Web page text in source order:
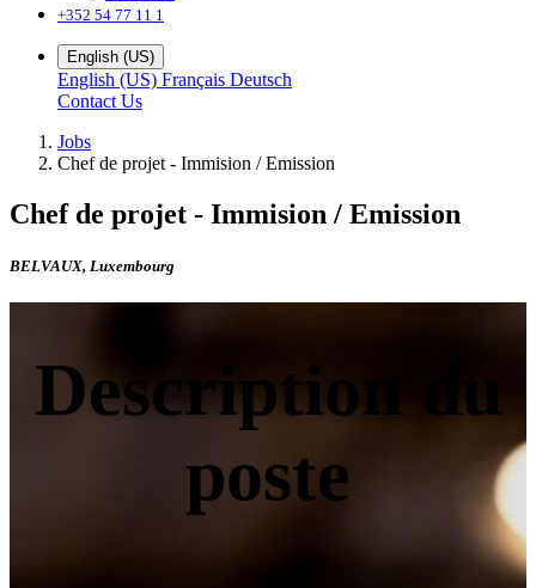
+352 54 77 11 1
English (US)
English (US) Français Deutsch
Contact Us
Jobs
Chef de projet - Immision / Emission
Chef de projet - Immision / Emission
BELVAUX, Luxembourg
Description du
poste